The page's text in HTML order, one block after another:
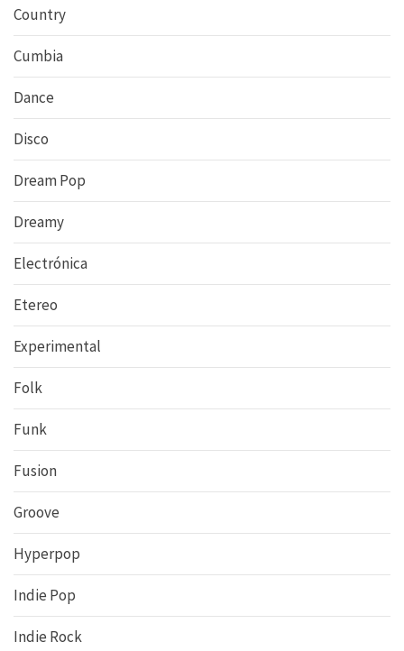
Country
Cumbia
Dance
Disco
Dream Pop
Dreamy
Electrónica
Etereo
Experimental
Folk
Funk
Fusion
Groove
Hyperpop
Indie Pop
Indie Rock